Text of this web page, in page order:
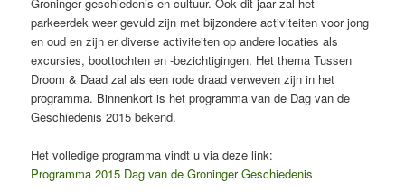
Groninger geschiedenis en cultuur. Ook dit jaar zal het
parkeerdek weer gevuld zijn met bijzondere activiteiten voor jong
en oud en zijn er diverse activiteiten op andere locaties als
excursies, boottochten en -bezichtigingen. Het thema Tussen
Droom & Daad zal als een rode draad verweven zijn in het
programma. Binnenkort is het programma van de Dag van de
Geschiedenis 2015 bekend.
Het volledige programma vindt u via deze link:
Programma 2015 Dag van de Groninger Geschiedenis